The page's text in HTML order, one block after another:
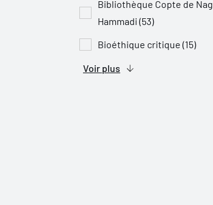
Bibliothèque Copte de Nag
Hammadi (53)
Bioéthique critique (15)
Voir plus